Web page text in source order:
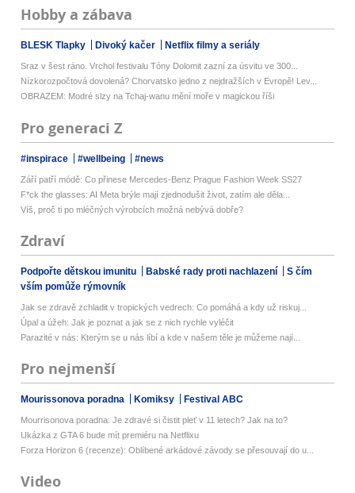
Hobby a zábava
BLESK Tlapky Divoký kačer Netflix filmy a seriály
Sraz v šest ráno. Vrchol festivalu Tóny Dolomit zazní za úsvitu ve 300...
Nízkorozpočtová dovolená? Chorvatsko jedno z nejdražších v Evropě! Lev...
OBRAZEM: Modré slzy na Tchaj-wanu mění moře v magickou říši
Pro generaci Z
#inspirace #wellbeing #news
Září patří módě: Co přinese Mercedes-Benz Prague Fashion Week SS27
F*ck the glasses: AI Meta brýle mají zjednodušit život, zatím ale děla...
Víš, proč ti po mléčných výrobcích možná nebývá dobře?
Zdraví
Podpořte dětskou imunitu Babské rady proti nachlazení
S čím
vším pomůže rýmovník
Jak se zdravě zchladit v tropických vedrech: Co pomáhá a kdy už riskuj...
Úpal a úžeh: Jak je poznat a jak se z nich rychle vyléčit
Parazité v nás: Kterým se u nás líbí a kde v našem těle je můžeme nají...
Pro nejmenší
Mourissonova poradna Komiksy Festival ABC
Mourrisonova poradna: Je zdravé si čistit pleť v 11 letech? Jak na to?
Ukázka z GTA 6 bude mít premiéru na Netflixu
Forza Horizon 6 (recenze): Oblíbené arkádové závody se přesouvají do u...
Video